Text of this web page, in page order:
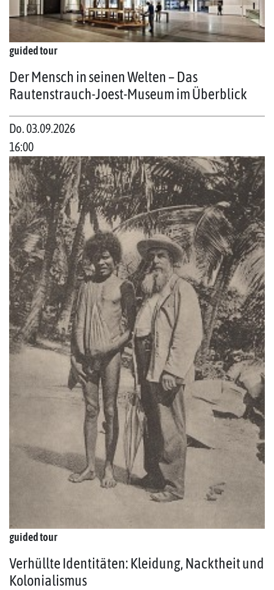
guided tour
Der Mensch in seinen Welten – Das
Rautenstrauch-Joest-Museum im Überblick
Do. 03.09.2026
16:00
guided tour
Verhüllte Identitäten: Kleidung, Nacktheit und
Kolonialismus